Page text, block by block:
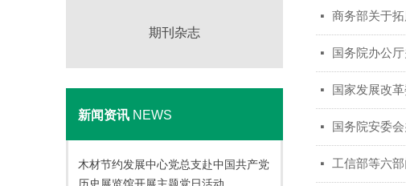
넷 商务部关于
넷 国务院办公
넷 国家发展改
넷 国务院安委
넷 工信部等六
期刊杂志
新闻资讯 NEWS
木材节约发展中心党总支赴中国共产党